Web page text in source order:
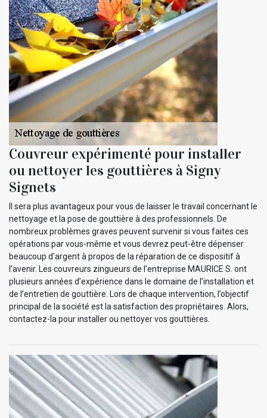
Couvreur expérimenté pour installer
ou nettoyer les gouttières à Signy
Signets
Il sera plus avantageux pour vous de laisser le travail concernant le
nettoyage et la pose de gouttière à des professionnels. De
nombreux problèmes graves peuvent survenir si vous faites ces
opérations par vous-même et vous devrez peut-être dépenser
beaucoup d'argent à propos de la réparation de ce dispositif à
l’avenir. Les couvreurs zingueurs de l’entreprise MAURICE S. ont
plusieurs années d’expérience dans le domaine de l’installation et
de l’entretien de gouttière. Lors de chaque intervention, l’objectif
principal de la société est la satisfaction des propriétaires. Alors,
contactez-la pour installer ou nettoyer vos gouttières.